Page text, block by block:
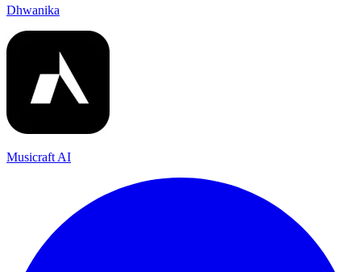
Dhwanika
Musicraft AI